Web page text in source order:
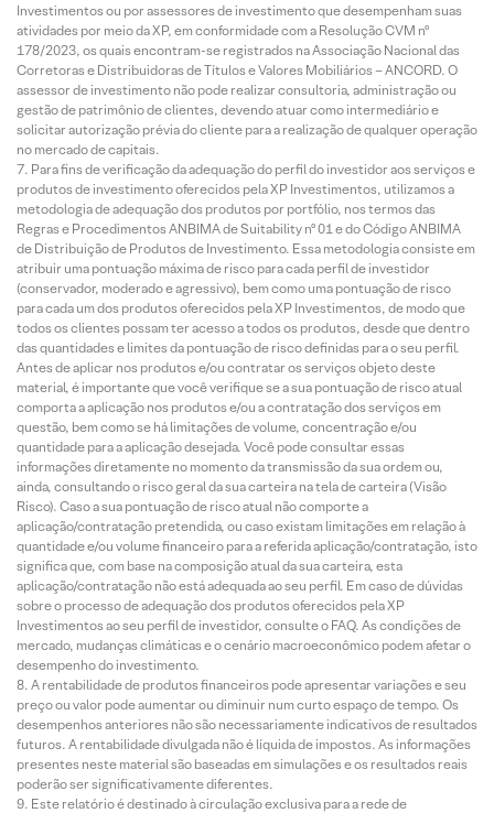
Investimentos ou por assessores de investimento que desempenham suas
atividades por meio da XP, em conformidade com a Resolução CVM nº
178/2023, os quais encontram-se registrados na Associação Nacional das
Corretoras e Distribuidoras de Títulos e Valores Mobiliários – ANCORD. O
assessor de investimento não pode realizar consultoria, administração ou
gestão de patrimônio de clientes, devendo atuar como intermediário e
solicitar autorização prévia do cliente para a realização de qualquer operação
no mercado de capitais.
Para fins de verificação da adequação do perfil do investidor aos serviços e
produtos de investimento oferecidos pela XP Investimentos, utilizamos a
metodologia de adequação dos produtos por portfólio, nos termos das
Regras e Procedimentos ANBIMA de Suitability nº 01 e do Código ANBIMA
de Distribuição de Produtos de Investimento. Essa metodologia consiste em
atribuir uma pontuação máxima de risco para cada perfil de investidor
(conservador, moderado e agressivo), bem como uma pontuação de risco
para cada um dos produtos oferecidos pela XP Investimentos, de modo que
todos os clientes possam ter acesso a todos os produtos, desde que dentro
das quantidades e limites da pontuação de risco definidas para o seu perfil.
Antes de aplicar nos produtos e/ou contratar os serviços objeto deste
material, é importante que você verifique se a sua pontuação de risco atual
comporta a aplicação nos produtos e/ou a contratação dos serviços em
questão, bem como se há limitações de volume, concentração e/ou
quantidade para a aplicação desejada. Você pode consultar essas
informações diretamente no momento da transmissão da sua ordem ou,
ainda, consultando o risco geral da sua carteira na tela de carteira (Visão
Risco). Caso a sua pontuação de risco atual não comporte a
aplicação/contratação pretendida, ou caso existam limitações em relação à
quantidade e/ou volume financeiro para a referida aplicação/contratação, isto
significa que, com base na composição atual da sua carteira, esta
aplicação/contratação não está adequada ao seu perfil. Em caso de dúvidas
sobre o processo de adequação dos produtos oferecidos pela XP
Investimentos ao seu perfil de investidor, consulte o FAQ. As condições de
mercado, mudanças climáticas e o cenário macroeconômico podem afetar o
desempenho do investimento.
A rentabilidade de produtos financeiros pode apresentar variações e seu
preço ou valor pode aumentar ou diminuir num curto espaço de tempo. Os
desempenhos anteriores não são necessariamente indicativos de resultados
futuros. A rentabilidade divulgada não é líquida de impostos. As informações
presentes neste material são baseadas em simulações e os resultados reais
poderão ser significativamente diferentes.
Este relatório é destinado à circulação exclusiva para a rede de